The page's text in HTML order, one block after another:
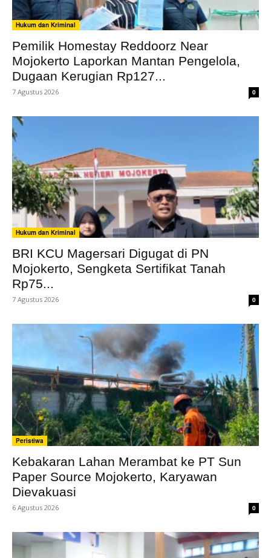
Hukum dan Kriminal
Pemilik Homestay Reddoorz Near
Mojokerto Laporkan Mantan Pengelola,
Dugaan Kerugian Rp127...
7 Agustus 2026 0
Hukum dan Kriminal
BRI KCU Magersari Digugat di PN
Mojokerto, Sengketa Sertifikat Tanah
Rp75...
7 Agustus 2026 0
Peristiwa
Kebakaran Lahan Merambat ke PT Sun
Paper Source Mojokerto, Karyawan
Dievakuasi
6 Agustus 2026 0